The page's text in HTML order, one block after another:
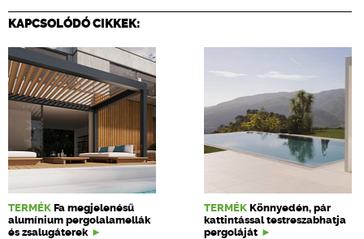
KAPCSOLÓDÓ CIKKEK:
TERMÉK Fa megjelenésű
alumínium pergolalamellák
és zsalugáterek
TERMÉK Könnyedén, pár
kattintással testreszabhatja
pergoláját